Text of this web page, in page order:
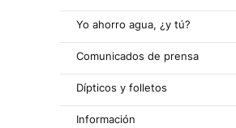
Yo ahorro agua, ¿y tú?
Comunicados de prensa
Dípticos y folletos
Información